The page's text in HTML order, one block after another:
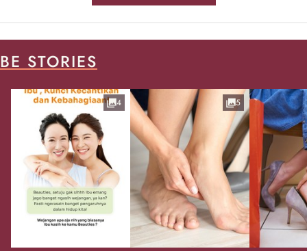
BE STORIES
4 5